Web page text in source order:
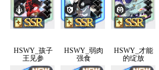
HSWY_孩子
王见参
HSWY_弱肉
强食
HSWY_才能
的绽放